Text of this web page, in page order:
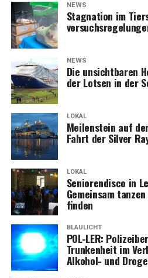
NEWS
Sta­gna­ti­on im
NEWS
Die unsicht­ba­ren
der Lot­sen in der
LOKAL
Mei­len­stein auf
Fahrt der Sil­ver
LOKAL
Senio­ren­dis­co in
Gemein­sam
finden
BLAULICHT
POL-LER:
Trun­ken­heit im
Alko­hol- und